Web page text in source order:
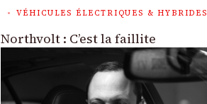
VÉHICULES ÉLECTRIQUES & HYBRIDES
Northvolt : C’est la faillite